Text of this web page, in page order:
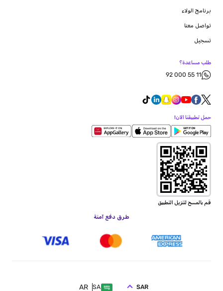
برنامج الولاء
تواصل معنا
تسجيل
طلب مساعدة؟
92 000 55 11
حمل تطبيقنا الآن!
قم بالمسح لتنزيل التطبيق
طرق دفع آمنة
SA
AR SAR